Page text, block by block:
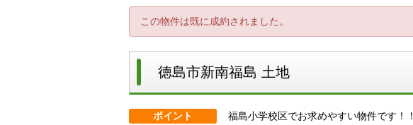
この物件は既に成約されました。
徳島市新南福島 土地
ポイント 福島小学校区でお求めやすい物件です！！